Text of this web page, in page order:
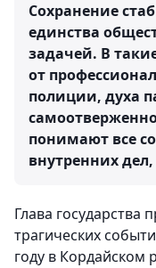
Сохранение
единства
задачей. В
от
полиции, духа
понимают все
внутренних
Глава государства
трагических
году в Кордайском